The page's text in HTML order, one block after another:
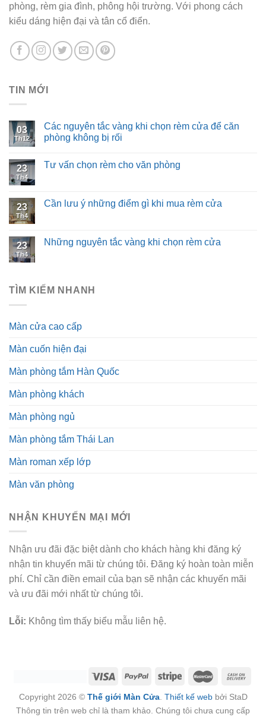
phòng, rèm gia đình, phông hội trường. Với phong cách
kiểu dáng hiện đại và tân cổ điển.
TIN MỚI
03
Th12
Các nguyên tắc vàng khi chọn rèm cửa để căn
phòng không bị rối
23
Th4
Tư vấn chọn rèm cho văn phòng
23
Th4
Cần lưu ý những điểm gì khi mua rèm cửa
23
Th4
Những nguyên tắc vàng khi chọn rèm cửa
TÌM KIẾM NHANH
Màn cửa cao cấp
Màn cuốn hiện đại
Màn phòng tắm Hàn Quốc
Màn phòng khách
Màn phòng ngủ
Màn phòng tắm Thái Lan
Màn roman xếp lớp
Màn văn phòng
NHẬN KHUYẾN MẠI MỚI
Nhận ưu đãi đặc biệt dành cho khách hàng khi đăng ký
nhận tin khuyến mãi từ chúng tôi. Đăng ký hoàn toàn miễn
phí. Chỉ cần điền email của bạn sẽ nhận các khuyến mãi
và ưu đãi mới nhất từ chúng tôi.
Lỗi: Không tìm thấy biểu mẫu liên hệ.
Copyright 2026 © Thế giới Màn Cửa. Thiết kế webbởi StaD
Thông tin trên web chỉ là tham khảo. Chúng tôi chưa cung cấp